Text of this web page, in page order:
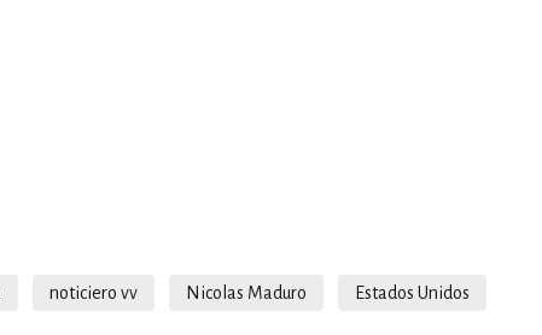
noticiero vv Nicolas Maduro Estados Unidos